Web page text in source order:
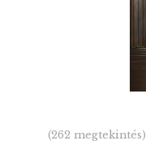
(262 megtekintés)